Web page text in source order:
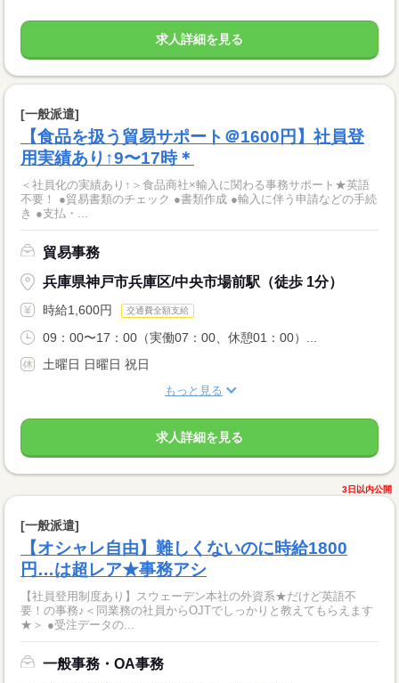
求人詳細を見る
[一般派遣]
【食品を扱う貿易サポート＠1600円】社員登
用実績あり↑9〜17時＊
＜社員化の実績あり↑＞食品商社×輸入に関わる事務サポート★英語
不要！ ●貿易書類のチェック ●書類作成 ●輸入に伴う申請などの手続
き ●支払・...
貿易事務
兵庫県神戸市兵庫区/中央市場前駅（徒歩 1分）
時給1,600円 交通費全額支給
09：00〜17：00（実働07：00、休憩01：00）...
土曜日 日曜日 祝日
もっと見る
求人詳細を見る
3日以内公開
[一般派遣]
【オシャレ自由】難しくないのに時給1800
円…は超レア★事務アシ
【社員登用制度あり】スウェーデン本社の外資系★だけど英語不
要！の事務♪＜同業務の社員からOJTでしっかりと教えてもらえます
★＞ ●受注データの...
一般事務・OA事務